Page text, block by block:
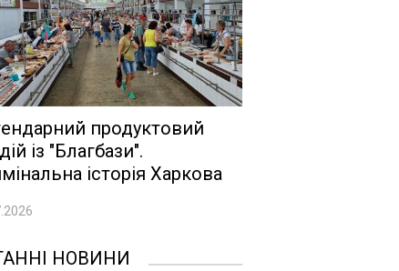
продуктовий
із "Благбази".
історія Харкова
НОВИНИ